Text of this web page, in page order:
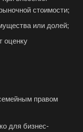
стоимости;
или долей;
оценку
правом
для бизнес-